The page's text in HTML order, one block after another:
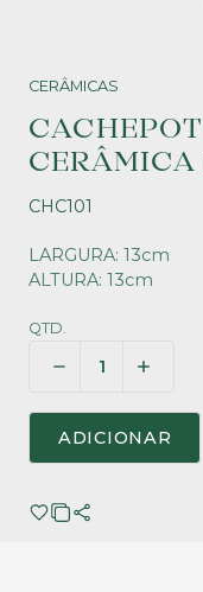
CERÂMICAS
CHC101
LARGURA: 13cm
ALTURA: 13cm
QTD.
ADICIONAR